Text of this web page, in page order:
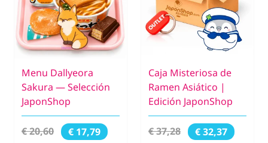
Menu Dallyeora
Sakura — Selección
JaponShop
€ 20,60 € 17,79
Caja Misteriosa de
Ramen Asiático |
Edición JaponShop
€ 37,28 € 32,37